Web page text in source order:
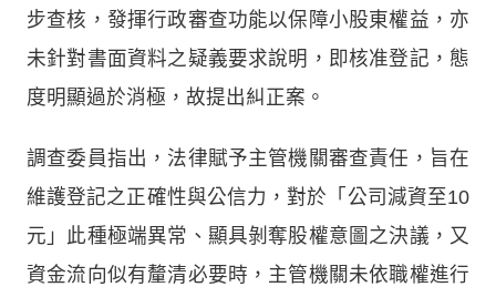
步查核，發揮行政審查功能以保障小股東權益，亦
未針對書面資料之疑義要求說明，即核准登記，態
度明顯過於消極，故提出糾正案。
調查委員指出，法律賦予主管機關審查責任，旨在
維護登記之正確性與公信力，對於「公司減資至10
元」此種極端異常、顯具剝奪股權意圖之決議，又
資金流向似有釐清必要時，主管機關未依職權進行